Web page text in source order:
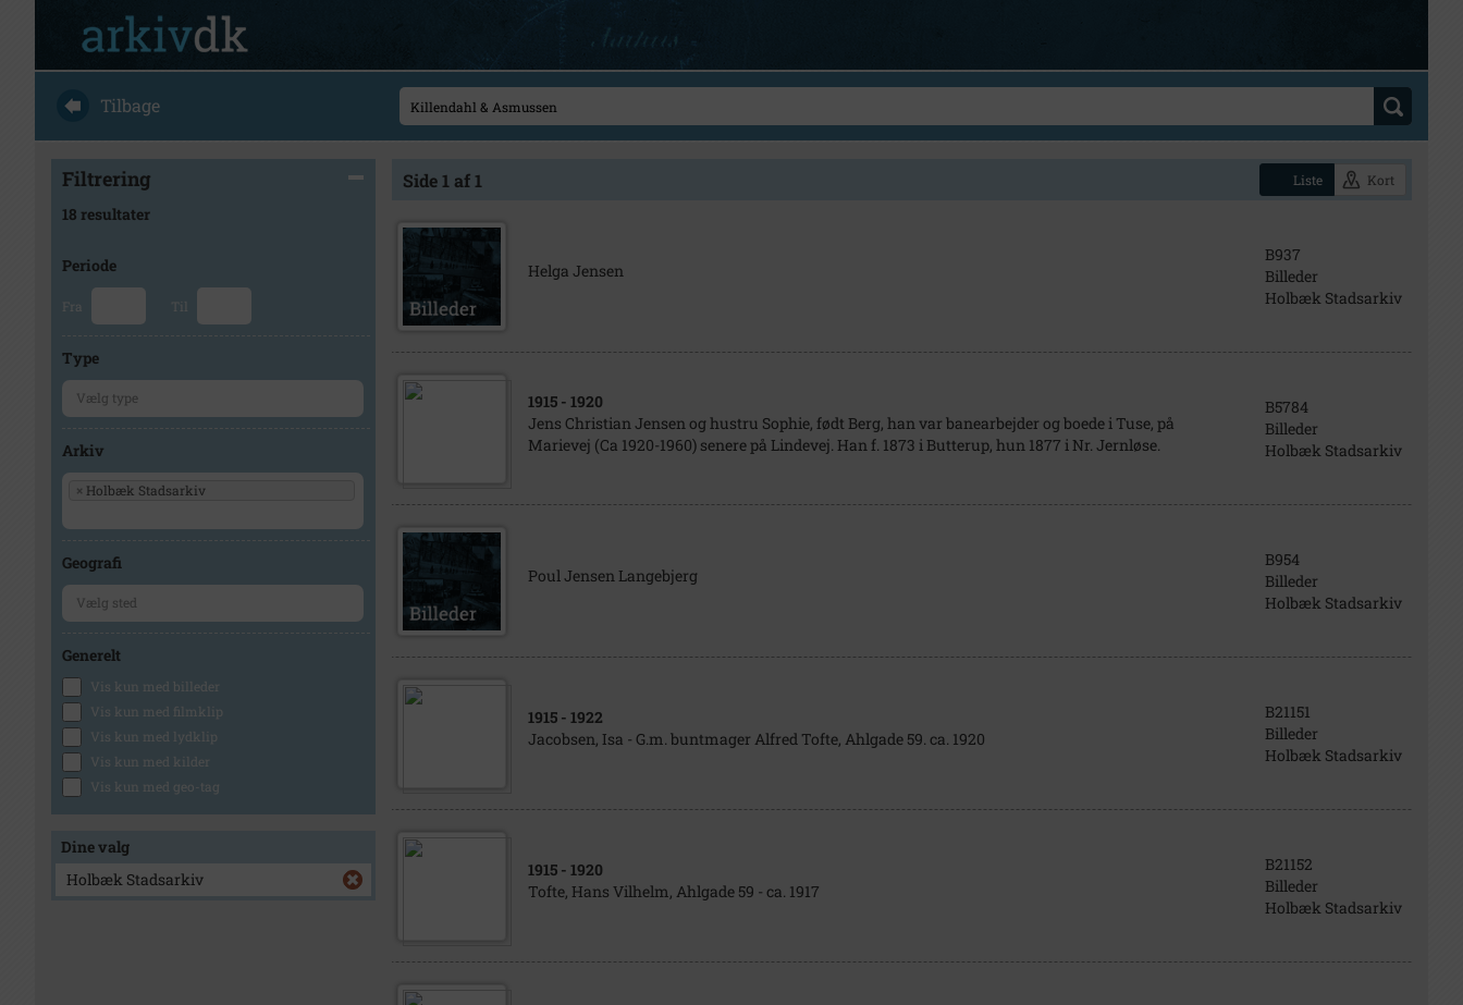
Tilbage
Filtrering
18 resultater
Periode
Fra Til
Type
Arkiv
× Holbæk Stadsarkiv
Geografi
Generelt
Vis kun med billeder
Vis kun med filmklip
Vis kun med lydklip
Vis kun med kilder
Vis kun med geo-tag
Dine valg
Holbæk Stadsarkiv
Side 1 af 1 Liste Kort
Helga Jensen
B937
Billeder
Holbæk Stadsarkiv
1915 - 1920
Jens Christian Jensen og hustru Sophie, født Berg, han var banearbejder og boede i Tuse, på
Marievej (Ca 1920-1960) senere på Lindevej. Han f. 1873 i Butterup, hun 1877 i Nr. Jernløse.
B5784
Billeder
Holbæk Stadsarkiv
Poul Jensen Langebjerg
B954
Billeder
Holbæk Stadsarkiv
1915 - 1922
Jacobsen, Isa - G.m. buntmager Alfred Tofte, Ahlgade 59. ca. 1920
B21151
Billeder
Holbæk Stadsarkiv
1915 - 1920
Tofte, Hans Vilhelm, Ahlgade 59 - ca. 1917
B21152
Billeder
Holbæk Stadsarkiv